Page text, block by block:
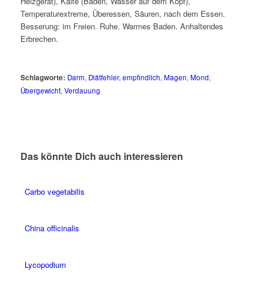
Temperaturextreme, Überessen, Säuren, nach dem Essen.
Besserung: im Freien. Ruhe. Warmes Baden. Anhaltendes
Erbrechen.
Schlagworte: Darm, Diätfehler, empfindlich, Magen, Mond,
Übergewicht, Verdauung
Das könnte Dich auch interessieren
Carbo vegetabilis
China officinalis
Lycopodium